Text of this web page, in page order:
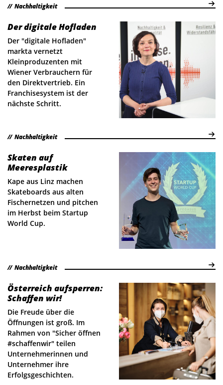
Nachhaltigkeit
Der digitale Hofladen
Der "digitale Hofladen"
markta vernetzt
Kleinproduzenten mit
Wiener Verbrauchern für
den Direktvertrieb. Ein
Franchisesystem ist der
nächste Schritt.
Nachhaltigkeit
Skaten auf
Meeresplastik
Kape aus Linz machen
Skateboards aus alten
Fischernetzen und pitchen
im Herbst beim Startup
World Cup.
Nachhaltigkeit
Österreich aufsperren:
Schaffen wir!
Die Freude über die
Öffnungen ist groß. Im
Rahmen von "Sicher öffnen
#schaffenwir" teilen
Unternehmerinnen und
Unternehmer ihre
Erfolgsgeschichten.